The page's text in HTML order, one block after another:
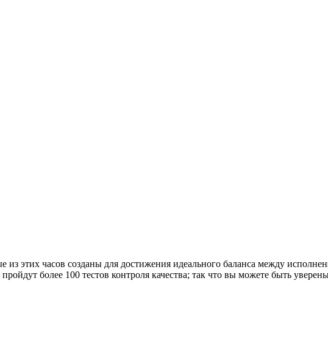
этих часов созданы для достижения идеального баланса между
более 100 тестов контроля качества; так что вы можете быть